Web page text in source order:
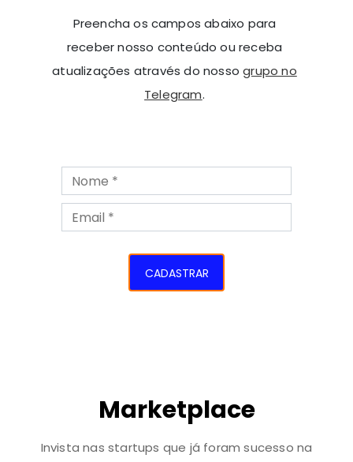
Preencha os campos abaixo para
receber nosso conteúdo ou receba
atualizações através do nossogrupo no
Telegram.
CADASTRAR
Marketplace
Invista nas startups que já foram sucesso na